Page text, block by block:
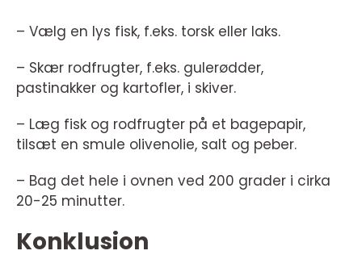
– Vælg en lys fisk, f.eks. torsk eller laks.
– Skær rodfrugter, f.eks. gulerødder,
pastinakker og kartofler, i skiver.
– Læg fisk og rodfrugter på et bagepapir,
tilsæt en smule olivenolie, salt og peber.
– Bag det hele i ovnen ved 200 grader i cirka
20-25 minutter.
Konklusion